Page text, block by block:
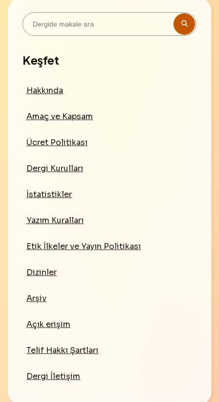
Keşfet
Hakkında
Amaç ve Kapsam
Ücret Politikası
Dergi Kurulları
İstatistikler
Yazım Kuralları
Etik İlkeler ve Yayın Politikası
Dizinler
Arşiv
Açık erişim
Telif Hakkı Şartları
Dergi İletişim